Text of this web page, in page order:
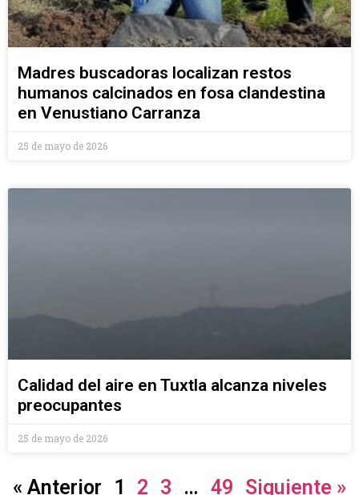
Madres buscadoras localizan restos
humanos calcinados en fosa clandestina
en Venustiano Carranza
25 de mayo de 2026
Calidad del aire en Tuxtla alcanza niveles
preocupantes
25 de mayo de 2026
« Anterior 1 2 3 … 49 Siguiente »